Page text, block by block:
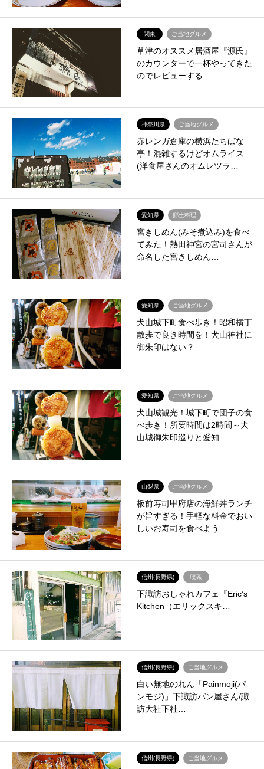
関東 ご当地グルメ
草津のオススメ居酒屋『源氏』
のカウンターで一杯やってきた
のでレビューする
神奈川県 ご当地グルメ
赤レンガ倉庫の横浜たちばな
亭！混雑するけどオムライス
(洋食屋さんのオムレツラ…
愛知県 郷土料理
宮きしめん(みそ煮込み)を食べ
てみた！熱田神宮の宮司さんが
命名した宮きしめん…
愛知県 ご当地グルメ
犬山城下町食べ歩き！昭和横丁
散歩で良き時間を！犬山神社に
御朱印はない？
愛知県 ご当地グルメ
犬山城観光！城下町で団子の食
べ歩き！所要時間は2時間～犬
山城御朱印巡りと愛知…
山梨県 ご当地グルメ
板前寿司甲府店の海鮮丼ランチ
が旨すぎる！手軽な料金でおい
しいお寿司を食べよう…
信州(長野県) 喫茶
下諏訪おしゃれカフェ『Eric’s
Kitchen（エリックスキ…
信州(長野県) ご当地グルメ
白い無地のれん「Painmoji(パ
ンモジ)」下諏訪パン屋さん/諏
訪大社下社…
信州(長野県) ご当地グルメ